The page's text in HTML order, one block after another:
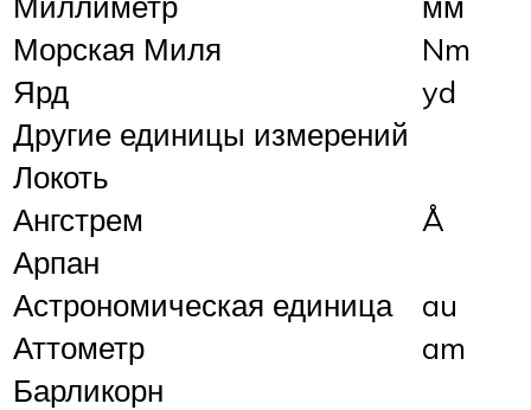
Морская Миля
Nm
Ярд
yd
Другие единицы измерений
Локоть
Ангстрем
Å
Арпан
Астрономическая единица
au
Аттометр
am
Барликорн